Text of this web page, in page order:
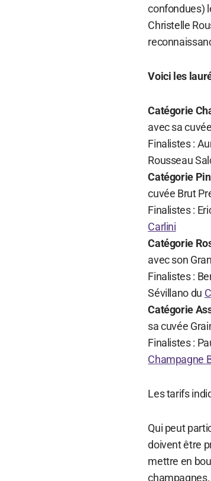
confondues)
Christelle
Voici les
Catégorie
avec sa
Finalistes :
Rousseau
Catégorie
cuvée Brut
Finalistes :
Carlini
Catégorie
avec son
Finalistes :
Sévillano du
Catégorie
sa cuvée
Finalistes :
Champagne
Les tarifs
Qui peut
doivent être
mettre en
champagnes.